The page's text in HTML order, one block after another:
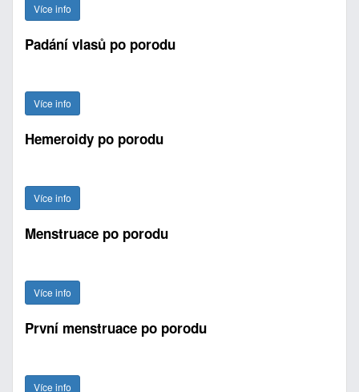
Více info
Padání vlasů po porodu
Více info
Hemeroidy po porodu
Více info
Menstruace po porodu
Více info
První menstruace po porodu
Více info